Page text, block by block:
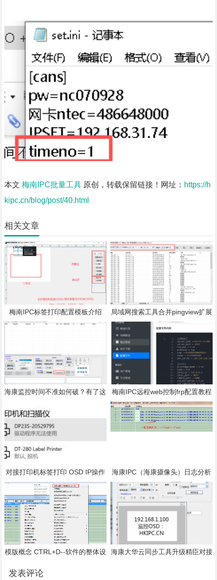
本文 梅南IPC批量工具 原创，转载保留链接！网址： https://h
kipc.cn/blog/post/40.html
相关文章
梅南IPC标签打印配置模板介绍
局域网搜索工具合并pingview扩展
离线提醒
海康监控时间不准如何破？有了这
梅南IPC远程web控制frp配置教程
对接打印机标签打印 OSD IP操作
手册
海康IPC（海康摄像头）日志分析
功能-获取取流设备和时间修改日
模版概念 CTRL+D--软件的整体设
海康大华云同步工具升级精臣对接
发表评论